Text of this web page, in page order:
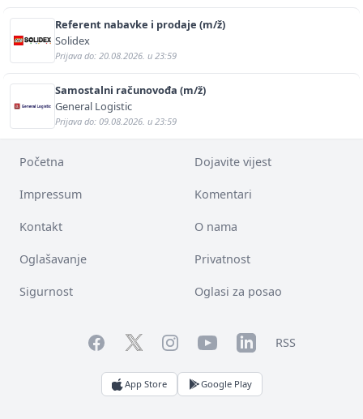
Referent nabavke i prodaje (m/ž)
Solidex
Prijava do: 20.08.2026. u 23:59
Samostalni računovođa (m/ž)
General Logistic
Prijava do: 09.08.2026. u 23:59
Početna Dojavite vijest
Impressum Komentari
Kontakt O nama
Oglašavanje Privatnost
Sigurnost Oglasi za posao
FacebookTwitterInstagramYouTubeLinkedInRSS
App Store Google Play